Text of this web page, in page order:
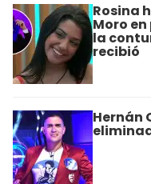
Rosina
Moro
la
recibió
Hernán